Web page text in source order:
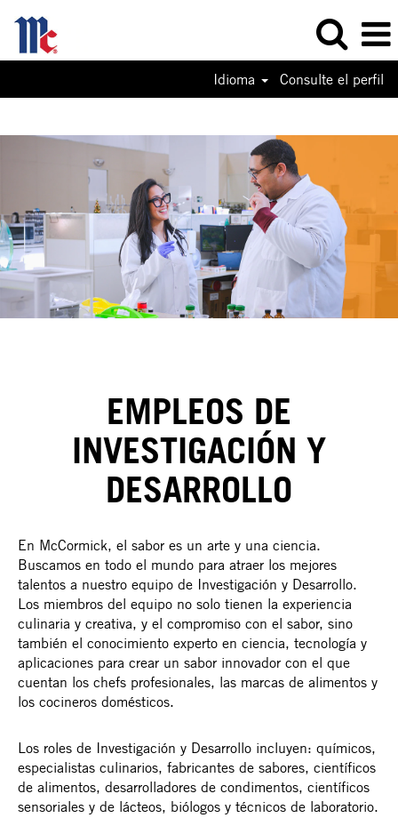
Idioma Consulte el perfil
Development
EMPLEOS DE
INVESTIGACIÓN Y
DESARROLLO
En McCormick, el sabor es un arte y una ciencia.
Buscamos en todo el mundo para atraer los mejores
talentos a nuestro equipo de Investigación y Desarrollo.
Los miembros del equipo no solo tienen la experiencia
culinaria y creativa, y el compromiso con el sabor, sino
también el conocimiento experto en ciencia, tecnología y
aplicaciones para crear un sabor innovador con el que
cuentan los chefs profesionales, las marcas de alimentos y
los cocineros domésticos.
Los roles de Investigación y Desarrollo incluyen: químicos,
especialistas culinarios, fabricantes de sabores, científicos
de alimentos, desarrolladores de condimentos, científicos
sensoriales y de lácteos, biólogos y técnicos de laboratorio.